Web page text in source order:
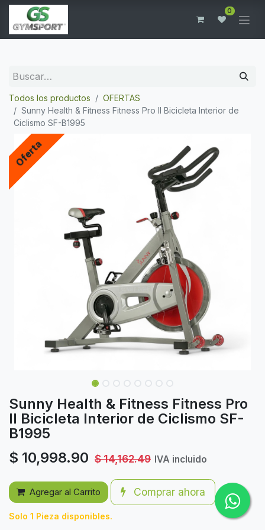
0
Todos los productos
OFERTAS
Sunny Health & Fitness Fitness Pro II Bicicleta Interior de
Ciclismo SF-B1995
Oferta
Sunny Health & Fitness Fitness Pro
II Bicicleta Interior de Ciclismo SF-
B1995
$ 10,998.90 $14,162.49 IVA incluido
Agregar al Carrito Comprar ahora
Solo 1 Pieza disponibles.